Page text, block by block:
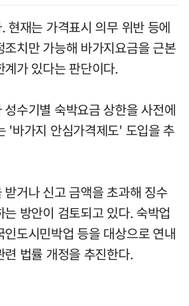
현재는 가격표시 의무 위반 등에
치만 가능해 바가지요금을 근본
가 있다는 판단이다.
수기별 숙박요금 상한을 사전에
'바가지 안심가격제도' 도입을 추
거나 신고 금액을 초과해 징수
방안이 검토되고 있다. 숙박업
도시민박업 등을 대상으로 연내
법률 개정을 추진한다.